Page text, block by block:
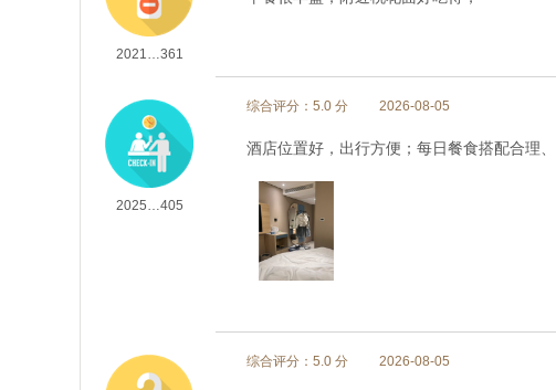
2021…361
2025…405
综合评分：5.0 分 2026-08-05
酒店位置好，出行方便；每日餐食搭配合理
综合评分：5.0 分 2026-08-05